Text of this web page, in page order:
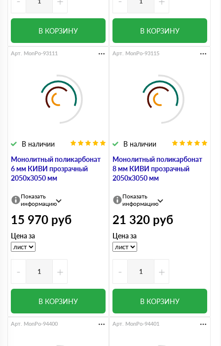
В КОРЗИНУ В КОРЗИНУ
Монолитный поликарбонат
6 мм КИВИ прозрачный
2050х3050 мм
В наличии
Арт. MonPo-93111
Показать
информацию
15 970 руб
Цена за
- +
В КОРЗИНУ
Монолитный поликарбонат
8 мм КИВИ прозрачный
2050х3050 мм
В наличии
Арт. MonPo-93115
Показать
информацию
21 320 руб
Цена за
- +
В КОРЗИНУ
Арт. MonPo-94400 Арт. MonPo-94401